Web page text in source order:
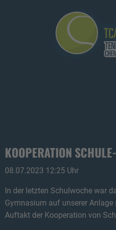
KOOPERATION
08.07.2023 12:25 Uhr
In der letzten Schulwoche war
Gymnasium auf unserer Anlage
Auftakt der Kooperation von